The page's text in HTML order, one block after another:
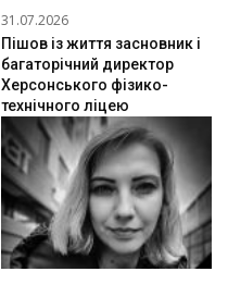
31.07.2026
Пішов із життя засновник і
багаторічний директор
Херсонського фізико-
технічного ліцею